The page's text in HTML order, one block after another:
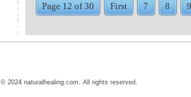
Page 12 of 30 First 7 8 9
© 2024 naturalhealing.com. All rights reserved.